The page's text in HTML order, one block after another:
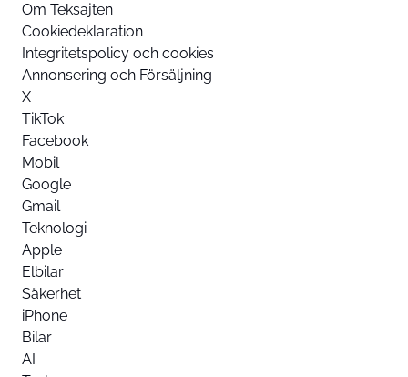
Om Teksajten
Cookiedeklaration
Integritetspolicy och cookies
Annonsering och Försäljning
X
TikTok
Facebook
Mobil
Google
Gmail
Teknologi
Apple
Elbilar
Säkerhet
iPhone
Bilar
AI